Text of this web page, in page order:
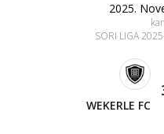
2025.
SORI LIGA
WEKERLE FC